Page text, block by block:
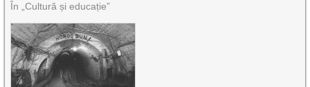
În „Cultură și educație”